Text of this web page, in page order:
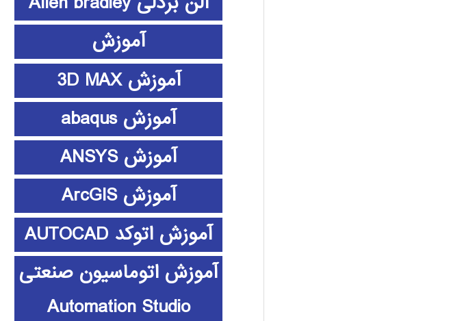
آموزش
آموزش 3D MAX
آموزش abaqus
آموزش ANSYS
آموزش ArcGIS
آموزش اتوکد AUTOCAD
آموزش اتوماسیون صنعتی
Automation Studio